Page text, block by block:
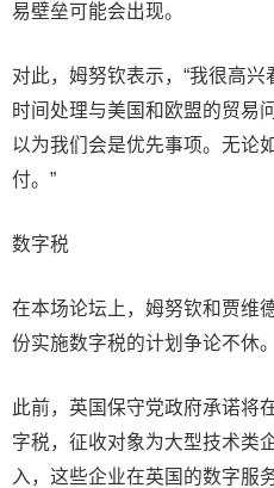
易壁垒可能会出现。
对此，姆努钦表示，“我很高
时间处理与美国和欧盟的贸易
以为我们会是优先事项。无论
付。”
数字税
在本场论坛上，姆努钦和贾维
份实施数字税的计划争论不休。
此前，英国保守党政府承诺将
字税，征收对象为大型技术类
入，这些企业在英国的数字服